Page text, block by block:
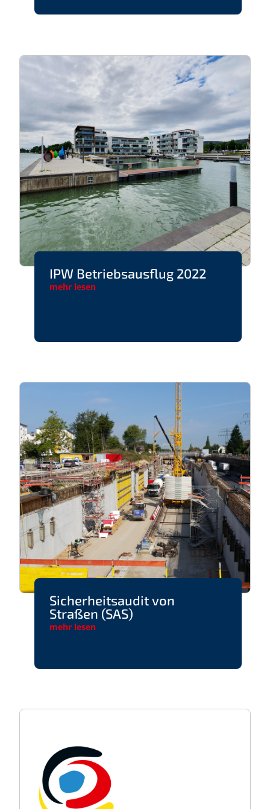
IPW Betriebsausflug 2022
mehr lesen
Sicherheitsaudit von
Straßen (SAS)
mehr lesen